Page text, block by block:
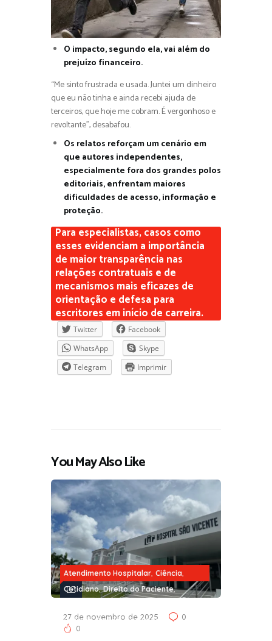
O impacto, segundo ela, vai além do
prejuízo financeiro.
“Me sinto frustrada e usada. Juntei um dinheiro
que eu não tinha e ainda recebi ajuda de
terceiros, que hoje me cobram. É vergonhoso e
revoltante”, desabafou.
Os relatos reforçam um cenário em
que autores independentes,
especialmente fora dos grandes polos
editoriais, enfrentam maiores
dificuldades de acesso, informação e
proteção.
Para especialistas, casos como
esses evidenciam a importância
de maior transparência nas
relações contratuais e de
mecanismos mais eficazes de
orientação e defesa para
escritores em início de carreira.
Twitter
Facebook
WhatsApp
Skype
Telegram
Imprimir
You May Also Like
Atendimento Hospitalar, Ciência,
Cotidiano,Direito do Paciente,
Opinião,Saúde ,Sociedade
27 de novembro de 2025
0
0